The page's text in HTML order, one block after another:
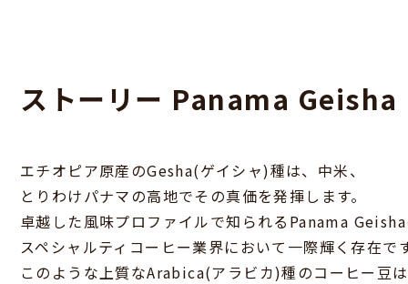
ストーリー Panama Geisha
エチオピア原産のGesha(ゲイシャ)種は、中米、
とりわけパナマの高地でその真価を発揮します。
卓越した風味プロファイルで知られるPanama
スペシャルティコーヒー業界において一際輝く存在で
このような上質なArabica(アラビカ)種のコーヒー豆